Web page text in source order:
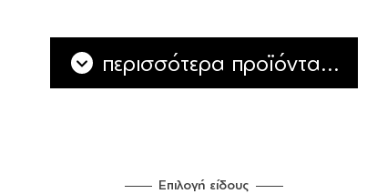
περισσότερα προϊόντα...
Επιλογή είδους